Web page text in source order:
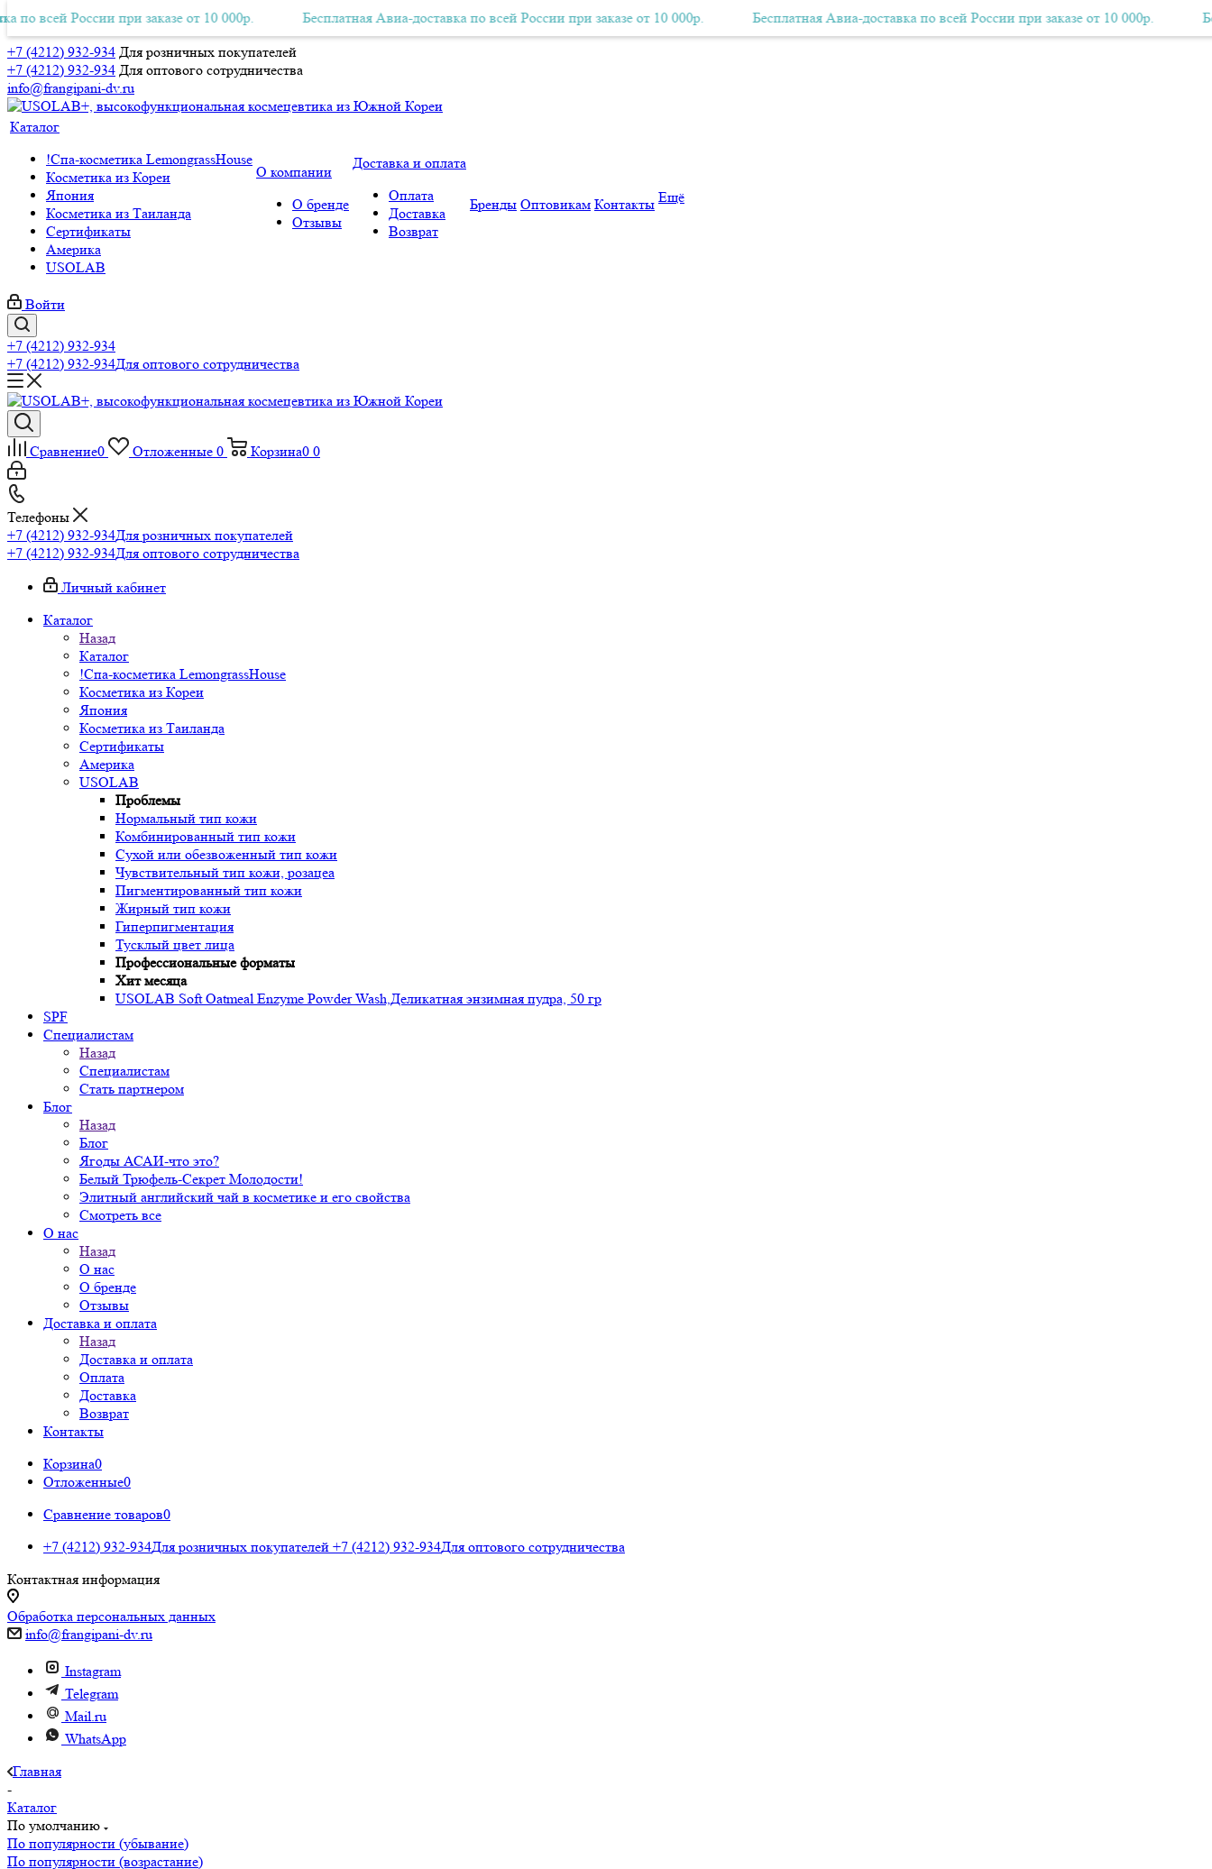
+7 (4212) 932-934 Для розничных покупателей
+7 (4212) 932-934 Для оптового сотрудничества
info@frangipani-dv.ru
Авиа-доставка по всей России при заказе от 10 000р. Бесплатная Авиа-доставка по всей России при заказе от 10 000р. Бесплатная Авиа-доставка по всей России при заказе от
России при заказе от 10 000р. Бесплатная Авиа-доставка по всей России при заказе от 10 000р. Бесплатная Авиа-доставка по всей России при заказе от 10 000р.
Каталог
!Спа-косметика LemongrassHouse
Косметика из Кореи
Япония
Косметика из Таиланда
Сертификаты
Америка
USOLAB
О компании
О бренде
Отзывы
Доставка и оплата
Оплата
Доставка
Возврат
Бренды Оптовикам Контакты Ещё
Войти
+7 (4212) 932-934
+7 (4212) 932-934Для оптового сотрудничества
Сравнение0 Отложенные 0 Корзина0 0
Телефоны
+7 (4212) 932-934Для розничных покупателей
+7 (4212) 932-934Для оптового сотрудничества
Личный кабинет
Каталог
Назад
Каталог
!Спа-косметика LemongrassHouse
Косметика из Кореи
Япония
Косметика из Таиланда
Сертификаты
Америка
USOLAB
Проблемы
Нормальный тип кожи
Комбинированный тип кожи
Сухой или обезвоженный тип кожи
Чувствительный тип кожи, розацеа
Пигментированный тип кожи
Жирный тип кожи
Гиперпигментация
Тусклый цвет лица
Профессиональные форматы
Хит месяца
USOLAB Soft Oatmeal Enzyme Powder Wash,Деликатная энзимная пудра, 50 гр
SPF
Специалистам
Назад
Специалистам
Стать партнером
Блог
Назад
Блог
Ягоды АСАИ-что это?
Белый Трюфель-Секрет Молодости!
Элитный английский чай в косметике и его свойства
Смотреть все
О нас
Назад
О нас
О бренде
Отзывы
Доставка и оплата
Назад
Доставка и оплата
Оплата
Доставка
Возврат
Контакты
Корзина0
Отложенные0
Сравнение товаров0
+7 (4212) 932-934Для розничных покупателей +7 (4212) 932-934Для оптового сотрудничества
Контактная информация
Обработка персональных данных
info@frangipani-dv.ru
Instagram
Telegram
Mail.ru
WhatsApp
Главная
-
Каталог
По умолчанию
По популярности (убывание)
По популярности (возрастание)